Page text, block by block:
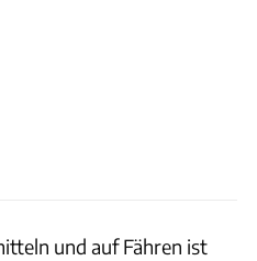
und auf Fähren ist